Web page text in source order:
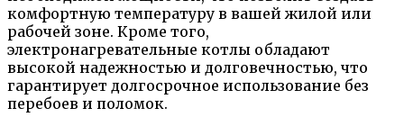
комфортную температуру в вашей жилой или
рабочей зоне. Кроме того,
электронагревательные котлы обладают
высокой надежностью и долговечностью, что
гарантирует долгосрочное использование без
перебоев и поломок.